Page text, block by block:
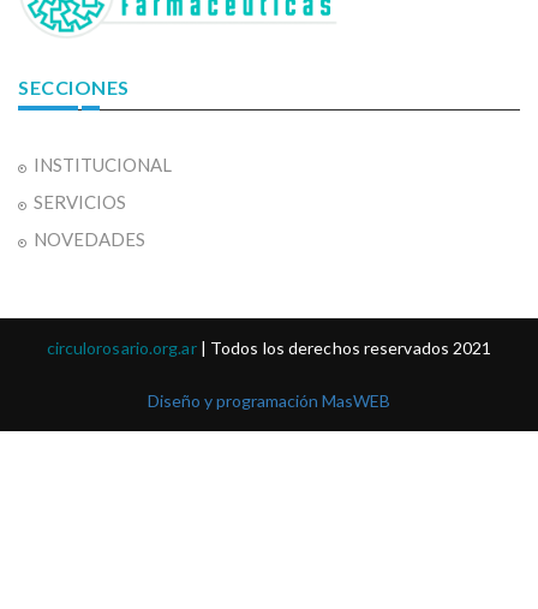
SECCIONES
INSTITUCIONAL
SERVICIOS
NOVEDADES
circulorosario.org.ar| Todos los derechos reservados 2021
Diseño y programación MasWEB